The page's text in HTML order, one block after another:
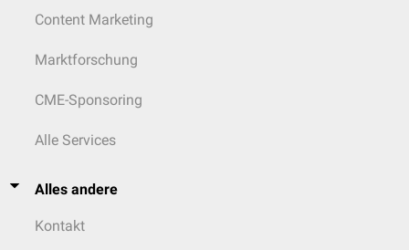
Content Marketing
Marktforschung
CME-Sponsoring
Alle Services
Alles andere
Kontakt